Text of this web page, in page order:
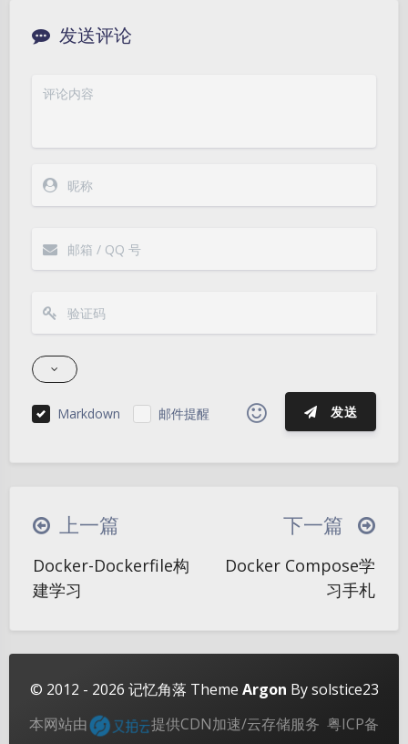
Serif
浅阴影 深阴影
关闭 日落 暗化 灰度
发送评论
Markdown 邮件提醒 发送
|´・ω・)ノ ヾ(≧∇≦*)ゝ
(☆ω☆)
∠( ᐛ 」∠)＿
୧(๑•̀⌄•́๑)૭
(ノ°ο°)ノ
(´இ皿இ｀)
(╯°A°)╯︵○○○
φ(￣∇￣o)
Σ(っ °Д °;)っ
( ,,´･ω･)ﾉ"(´っω･｀｡)
╮(╯▽╰)╭
o(*////▽////*)q ＞﹏＜
上一篇
Docker-Dockerfile构
建学习
下一篇
Docker Compose学
习手札
© 2012 - 2026 记忆角落 Theme Argon By solstice23
本网站由
提供CDN加速/云存储服务 粤ICP备